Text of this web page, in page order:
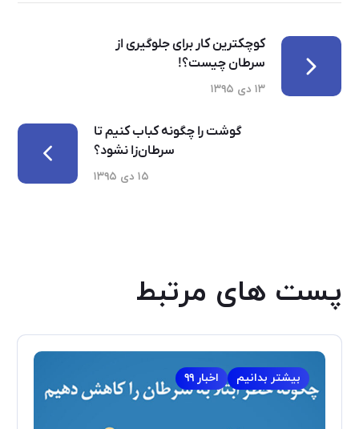
کوچکترین کار برای جلوگیری از
سرطان چیست؟!
۱۳ دی ۱۳۹۵
گوشت را چگونه کباب کنیم تا
سرطان‌زا نشود؟
۱۵ دی ۱۳۹۵
پست های مرتبط
اخبار ۹۹ بیشتر بدانیم